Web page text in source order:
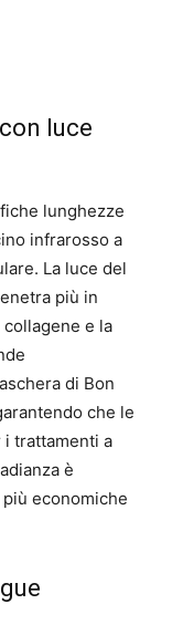
luce
lunghezze
infrarosso a
La luce del
più in
e la
di Bon
che le
trattamenti a
è
economiche